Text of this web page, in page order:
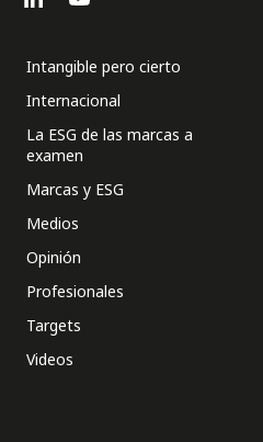
Intangible pero cierto
Internacional
La ESG de las marcas a
examen
Marcas y ESG
Medios
Opinión
Profesionales
Targets
Videos